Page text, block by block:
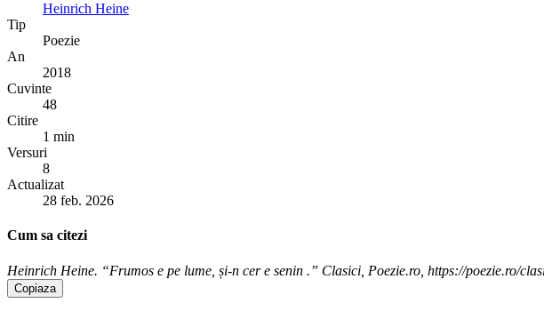
Heinrich Heine
Tip
Poezie
An
2018
Cuvinte
48
Citire
1 min
Versuri
8
Actualizat
28 feb. 2026
Cum sa citezi
Heinrich Heine. “Frumos e pe lume, și-n cer e senin .” Clasici, Poezie.ro, https://poezie.ro/
Copiaza